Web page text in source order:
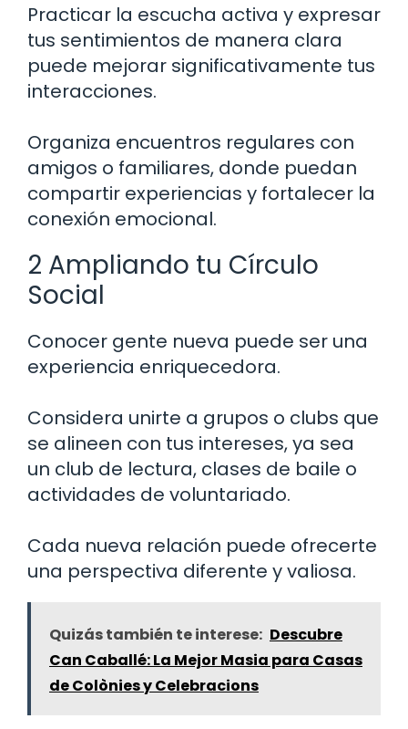
Practicar la escucha activa y expresar
tus sentimientos de manera clara
puede mejorar significativamente tus
interacciones.
Organiza encuentros regulares con
amigos o familiares, donde puedan
compartir experiencias y fortalecer la
conexión emocional.
2 Ampliando tu Círculo
Social
Conocer gente nueva puede ser una
experiencia enriquecedora.
Considera unirte a grupos o clubs que
se alineen con tus intereses, ya sea
un club de lectura, clases de baile o
actividades de voluntariado.
Cada nueva relación puede ofrecerte
una perspectiva diferente y valiosa.
Quizás también te interese: Descubre
Can Caballé: La Mejor Masia para Casas
de Colònies y Celebracions